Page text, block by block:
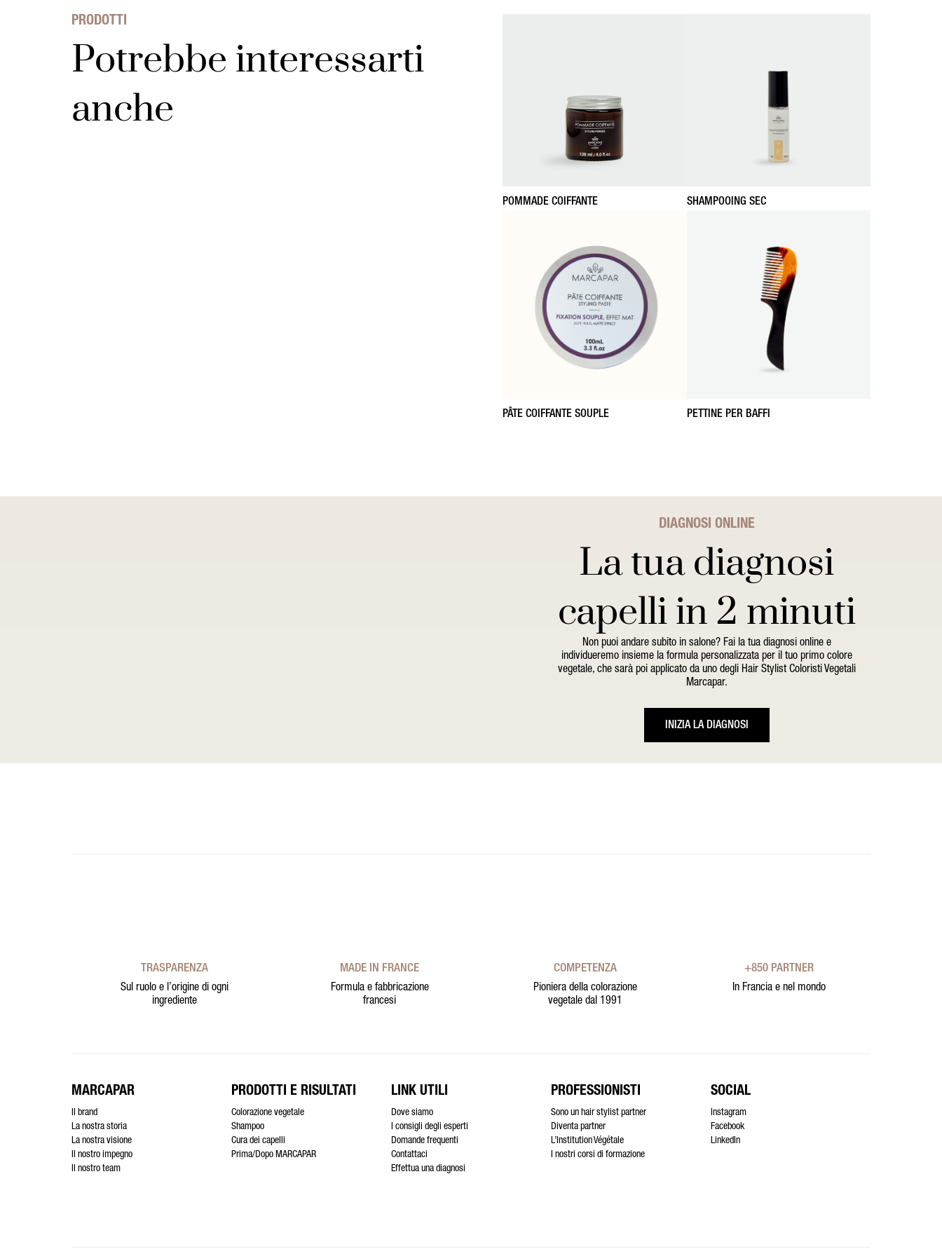
PRODOTTI
Potrebbe interessarti
anche
POMMADE COIFFANTE SHAMPOOING SEC
PÂTE COIFFANTE SOUPLE PETTINE PER BAFFI
DIAGNOSI ONLINE
La tua diagnosi
capelli in 2 minuti
Non puoi andare subito in salone? Fai la tua diagnosi online e
individueremo insieme la formula personalizzata per il tuo primo colore
vegetale, che sarà poi applicato da uno degli Hair Stylist Coloristi Vegetali
Marcapar.
INIZIA LA DIAGNOSI
TRASPARENZA
Sul ruolo e l’origine di ogni
ingrediente
MADE IN FRANCE
Formula e fabbricazione
francesi
COMPETENZA
Pioniera della colorazione
vegetale dal 1991
+850 PARTNER
In Francia e nel mondo
MARCAPAR
Il brand
La nostra storia
La nostra visione
Il nostro impegno
Il nostro team
PRODOTTI E RISULTATI
Colorazione vegetale
Shampoo
Cura dei capelli
Prima/Dopo MARCAPAR
LINK UTILI
Dove siamo
I consigli degli esperti
Domande frequenti
Contattaci
Effettua una diagnosi
PROFESSIONISTI
Sono un hair stylist partner
Diventa partner
L’Institution Végétale
I nostri corsi di formazione
SOCIAL
Instagram
Facebook
LinkedIn